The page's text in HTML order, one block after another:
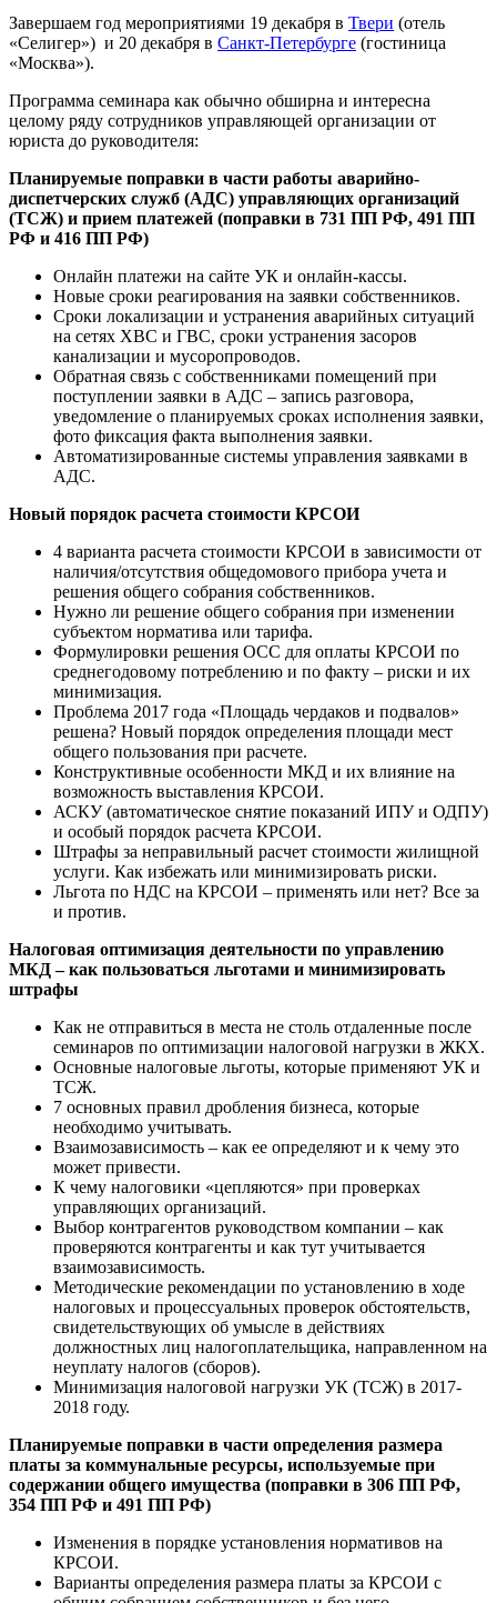
Завершаем год мероприятиями 19 декабря в Твери (отель
«Селигер») и 20 декабря в Санкт-Петербурге (гостиница
«Москва»).
Программа семинара как обычно обширна и интересна
целому ряду сотрудников управляющей организации от
юриста до руководителя:
Планируемые поправки в части работы аварийно-
диспетчерских служб (АДС) управляющих организаций
(ТСЖ) и прием платежей (поправки в 731 ПП РФ, 491 ПП
РФ и 416 ПП РФ)
Онлайн платежи на сайте УК и онлайн-кассы.
Новые сроки реагирования на заявки собственников.
Сроки локализации и устранения аварийных ситуаций
на сетях ХВС и ГВС, сроки устранения засоров
канализации и мусоропроводов.
Обратная связь с собственниками помещений при
поступлении заявки в АДС – запись разговора,
уведомление о планируемых сроках исполнения заявки,
фото фиксация факта выполнения заявки.
Автоматизированные системы управления заявками в
АДС.
Новый порядок расчета стоимости КРСОИ
4 варианта расчета стоимости КРСОИ в зависимости от
наличия/отсутствия общедомового прибора учета и
решения общего собрания собственников.
Нужно ли решение общего собрания при изменении
субъектом норматива или тарифа.
Формулировки решения ОСС для оплаты КРСОИ по
среднегодовому потреблению и по факту – риски и их
минимизация.
Проблема 2017 года «Площадь чердаков и подвалов»
решена? Новый порядок определения площади мест
общего пользования при расчете.
Конструктивные особенности МКД и их влияние на
возможность выставления КРСОИ.
АСКУ (автоматическое снятие показаний ИПУ и ОДПУ)
и особый порядок расчета КРСОИ.
Штрафы за неправильный расчет стоимости жилищной
услуги. Как избежать или минимизировать риски.
Льгота по НДС на КРСОИ – применять или нет? Все за
и против.
Налоговая оптимизация деятельности по управлению
МКД – как пользоваться льготами и минимизировать
штрафы
Как не отправиться в места не столь отдаленные после
семинаров по оптимизации налоговой нагрузки в ЖКХ.
Основные налоговые льготы, которые применяют УК и
ТСЖ.
7 основных правил дробления бизнеса, которые
необходимо учитывать.
Взаимозависимость – как ее определяют и к чему это
может привести.
К чему налоговики «цепляются» при проверках
управляющих организаций.
Выбор контрагентов руководством компании – как
проверяются контрагенты и как тут учитывается
взаимозависимость.
Методические рекомендации по установлению в ходе
налоговых и процессуальных проверок обстоятельств,
свидетельствующих об умысле в действиях
должностных лиц налогоплательщика, направленном на
неуплату налогов (сборов).
Минимизация налоговой нагрузки УК (ТСЖ) в 2017-
2018 году.
Планируемые поправки в части определения размера
платы за коммунальные ресурсы, используемые при
содержании общего имущества (поправки в 306 ПП РФ,
354 ПП РФ и 491 ПП РФ)
Изменения в порядке установления нормативов на
КРСОИ.
Варианты определения размера платы за КРСОИ с